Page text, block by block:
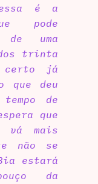
é a
pode
uma
trinta
certo já
que deu
de
que
vá mais
não se
estará
da